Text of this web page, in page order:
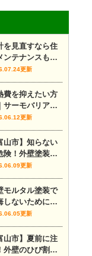
を見直すなら住
ンテナンスも｜
の修繕費を抑え
の守り方
更新
費を抑えたい方
サーモバリアで
省エネリフォー
更新
山市】知らない
険！外壁塗装の
本の正しい見方
更新
モルタル塗装で
しないために｜
・ひび割れ対
正しい時期をプ
解説
更新
山市】夏前に注
外壁のひび割れ